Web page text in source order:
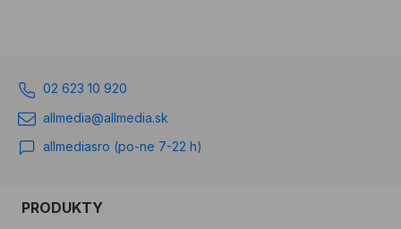
konferenčných
miestností, moderný
vonkajšou terasou a
prístupom do vnútorného
02 623 10 920
allmedia@allmedia.sk
allmediasro (po-ne 7-22 h)
PRODUKTY